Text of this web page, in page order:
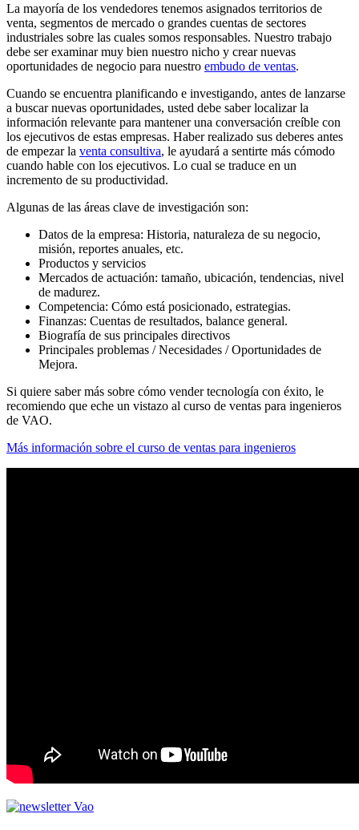
La mayoría de los vendedores tenemos asignados territorios de
venta, segmentos de mercado o grandes cuentas de sectores
industriales sobre las cuales somos responsables. Nuestro trabajo
debe ser examinar muy bien nuestro nicho y crear nuevas
oportunidades de negocio para nuestro embudo de ventas.
Cuando se encuentra planificando e investigando, antes de lanzarse
a buscar nuevas oportunidades, usted debe saber localizar la
información relevante para mantener una conversación creíble con
los ejecutivos de estas empresas. Haber realizado sus deberes antes
de empezar la venta consultiva, le ayudará a sentirte más cómodo
cuando hable con los ejecutivos. Lo cual se traduce en un
incremento de su productividad.
Algunas de las áreas clave de investigación son:
Datos de la empresa: Historia, naturaleza de su negocio,
misión, reportes anuales, etc.
Productos y servicios
Mercados de actuación: tamaño, ubicación, tendencias, nivel
de madurez.
Competencia: Cómo está posicionado, estrategias.
Finanzas: Cuentas de resultados, balance general.
Biografía de sus principales directivos
Principales problemas / Necesidades / Oportunidades de
Mejora.
Si quiere saber más sobre cómo vender tecnología con éxito, le
recomiendo que eche un vistazo al curso de ventas para ingenieros
de VAO.
Más información sobre el curso de ventas para ingenieros